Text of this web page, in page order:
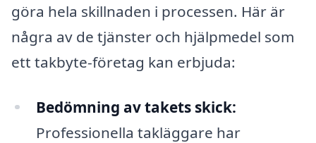
göra hela skillnaden i processen. Här är
några av de tjänster och hjälpmedel som
ett takbyte-företag kan erbjuda:
Bedömning av takets skick:
Professionella takläggare har